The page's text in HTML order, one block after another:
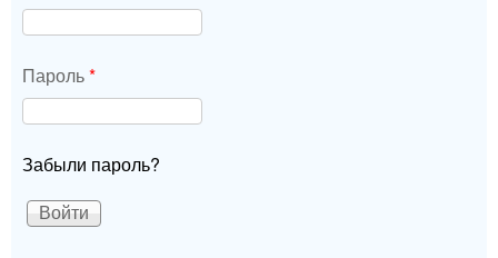
Пароль*
Забыли пароль?